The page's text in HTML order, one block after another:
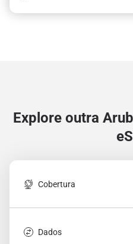
Explore outra
Cobertura
Dados